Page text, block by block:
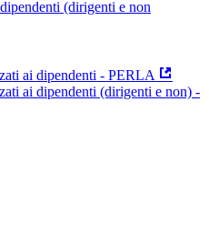
(dirigenti e non
ai dipendenti - PERLA
ai dipendenti (dirigenti e non) -